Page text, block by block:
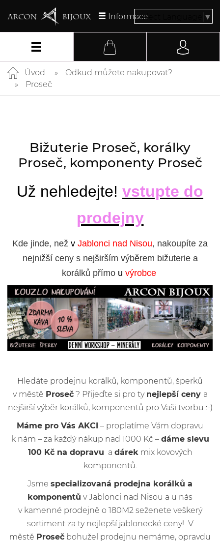
InformaceSelect Language ▼
Úvod
Odkud můžete nakupovat?
Proseč
Bižuterie Proseč, korálky
Proseč, komponenty Proseč
Už nehledejte! vstupte do
prodejny
Kde jinde, než v Jablonci nad Nisou, nakoupíte za
nejnižší ceny s nejširším výběrem bižuterie a
korálků přímo u výrobce
Hledáte prodejnu korálků, komponentů, šperků
v městě Proseč? Přijeďte si pro ty nejlepší ceny a
nejširší výběr korálků, komponentů pro Vaši tvorbu :-)
Máme pro Vás AKCI – proplatíme Vám dopravu
k nám – za každý nákup nad 1000 Kč – dáme slevu
100 Kč na dopravu a dárek mix kovových
komponentů.
Jsme specializovaná prodejna korálků a
komponentů v Jablonci nad Nisou a u nás
v kamenné prodejně o 180M2 seženete veškerý
sortiment za ty nejlepší jablonecké ceny! V
městě Proseč bohužel prodejnu nemáme, opravdu